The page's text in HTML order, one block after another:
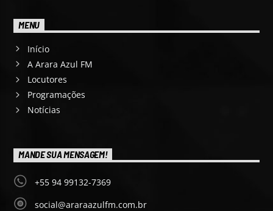
MENU
Início
A Arara Azul FM
Locutores
Programações
Notícias
MANDE SUA MENSAGEM!
+55 94 99132-7369
social@araraazulfm.com.br